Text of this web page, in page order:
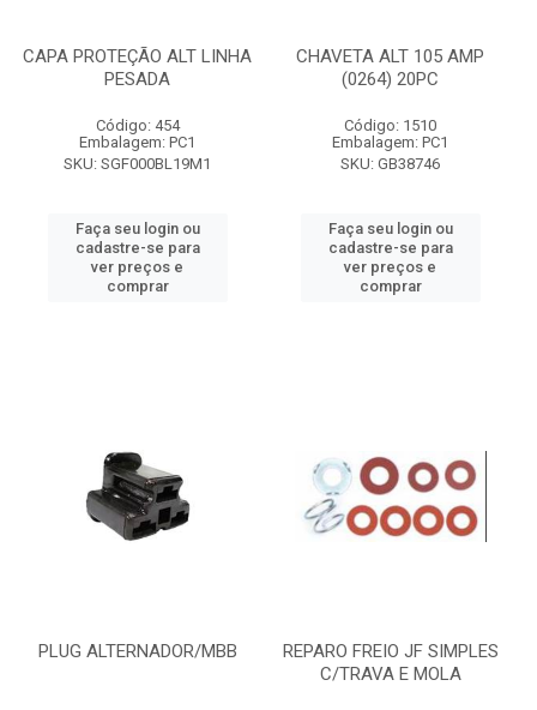
CAPA PROTEÇÃO ALT LINHA
PESADA
Código: 454
Embalagem: PC1
SKU: SGF000BL19M1
Faça seu login ou
cadastre-se para
ver preços e
comprar
CHAVETA ALT 105 AMP
(0264) 20PC
Código: 1510
Embalagem: PC1
SKU: GB38746
Faça seu login ou
cadastre-se para
ver preços e
comprar
PLUG ALTERNADOR/MBB
REPARO FREIO JF SIMPLES
C/TRAVA E MOLA